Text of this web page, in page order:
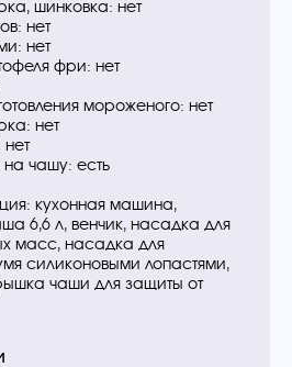
шинковка: нет
нет
нет
фри: нет
мороженого: нет
нет
чашу: есть
кухонная машина,
6,6 л, венчик, насадка для
масс, насадка для
силиконовыми лопастями,
чаши для защиты от